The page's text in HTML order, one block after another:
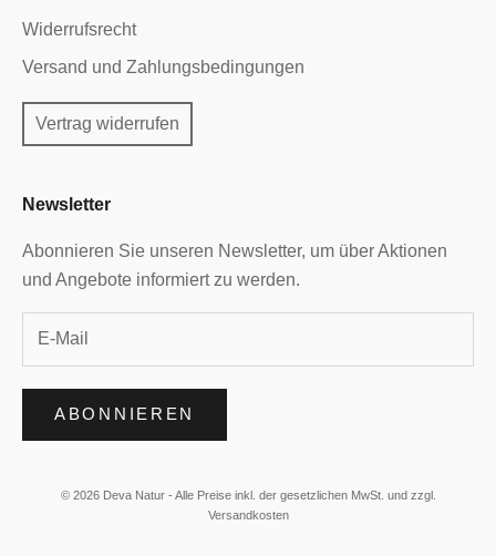
Widerrufsrecht
Versand und Zahlungsbedingungen
Vertrag widerrufen
Newsletter
Abonnieren Sie unseren Newsletter, um über Aktionen
und Angebote informiert zu werden.
ABONNIEREN
© 2026 Deva Natur - Alle Preise inkl. der gesetzlichen MwSt. und zzgl.
Versandkosten